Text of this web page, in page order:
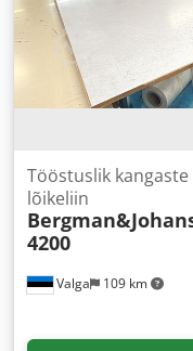
Valga 109 km
Tööstuslik
lõikeliin
4200